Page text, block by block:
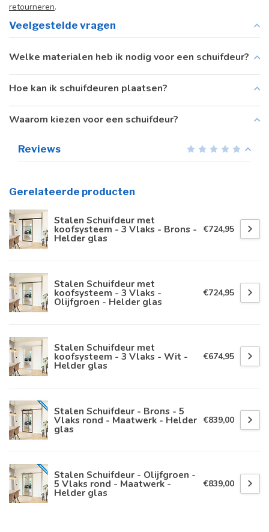
retourneren.
Veelgestelde vragen
Welke materialen heb ik nodig voor een schuifdeur?
Hoe kan ik schuifdeuren plaatsen?
Waarom kiezen voor een schuifdeur?
Reviews
Gerelateerde producten
Stalen Schuifdeur met
koofsysteem - 3 Vlaks - Brons -
Helder glas
€724,95
Stalen Schuifdeur met
koofsysteem - 3 Vlaks -
Olijfgroen - Helder glas
€724,95
Stalen Schuifdeur met
koofsysteem - 3 Vlaks - Wit -
Helder glas
€674,95
Stalen Schuifdeur - Brons - 5
Vlaks rond - Maatwerk - Helder
glas
€839,00
Stalen Schuifdeur - Olijfgroen -
5 Vlaks rond - Maatwerk -
Helder glas
€839,00